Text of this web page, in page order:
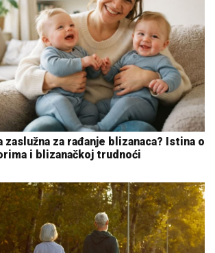
za rađanje blizanaca? Istina o
i blizanačkoj trudnoći